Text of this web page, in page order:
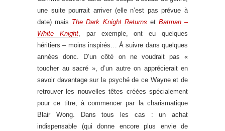
une suite pourrait arriver (elle n’est pas prévue à
date) mais The Dark Knight Returns et Batman –
White Knight, par exemple, ont eu quelques
héritiers – moins inspirés… À suivre dans quelques
années donc. D’un côté on ne voudrait pas «
toucher au sacré », d’un autre on apprécierait en
savoir davantage sur la psyché de ce Wayne et de
retrouver les nouvelles têtes créées spécialement
pour ce titre, à commencer par la charismatique
Blair Wong. Dans tous les cas : un achat
indispensable (qui donne encore plus envie de